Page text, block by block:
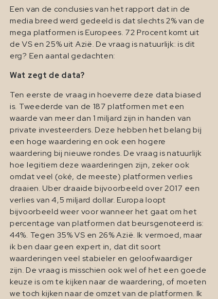
Een van de conclusies van het rapport dat in de
media breed werd gedeeld is dat slechts 2% van de
mega platformen is Europees. 72 Procent komt uit
de VS en 25% uit Azië. De vraag is natuurlijk: is dit
erg? Een aantal gedachten:
Wat zegt de data?
Ten eerste de vraag in hoeverre deze data biased
is. Tweederde van de 187 platformen met een
waarde van meer dan 1 miljard zijn in handen van
private investeerders. Deze hebben het belang bij
een hoge waardering en ook een hogere
waardering bij nieuwe rondes. De vraag is natuurlijk
hoe legitiem deze waarderingen zijn, zeker ook
omdat veel (oké, de meeste) platformen verlies
draaien. Uber draaide bijvoorbeeld over 2017 een
verlies van 4,5 miljard dollar. Europa loopt
bijvoorbeeld weer voor wanneer het gaat om het
percentage van platformen dat beursgenoteerd is:
44%. Tegen 35% VS en 26% Azië. Ik vermoed, maar
ik ben daar geen expert in, dat dit soort
waarderingen veel stabieler en geloofwaardiger
zijn. De vraag is misschien ook wel of het een goede
keuze is om te kijken naar de waardering, of moeten
we toch kijken naar de omzet van de platformen. Ik